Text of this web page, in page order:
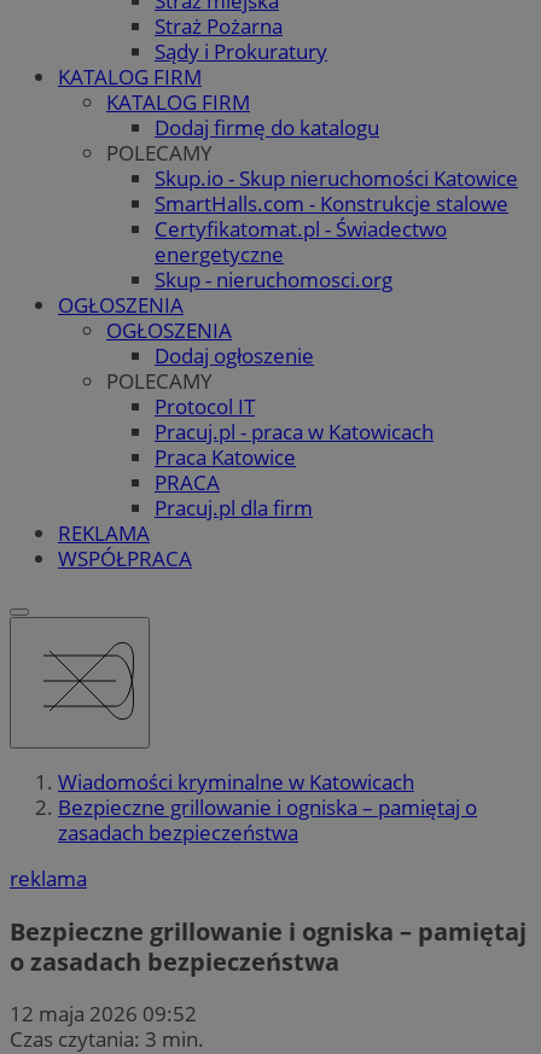
Straż Pożarna
Sądy i Prokuratury
KATALOG FIRM
KATALOG FIRM
Dodaj firmę do katalogu
POLECAMY
Skup.io - Skup nieruchomości Katowice
SmartHalls.com - Konstrukcje stalowe
Certyfikatomat.pl - Świadectwo
energetyczne
Skup - nieruchomosci.org
OGŁOSZENIA
OGŁOSZENIA
Dodaj ogłoszenie
POLECAMY
Protocol IT
Pracuj.pl - praca w Katowicach
Praca Katowice
PRACA
Pracuj.pl dla firm
REKLAMA
WSPÓŁPRACA
Wiadomości kryminalne w Katowicach
Bezpieczne grillowanie i ogniska – pamiętaj o
zasadach bezpieczeństwa
reklama
Bezpieczne grillowanie i ogniska – pamiętaj
o zasadach bezpieczeństwa
12 maja 2026 09:52
Czas czytania: 3 min.